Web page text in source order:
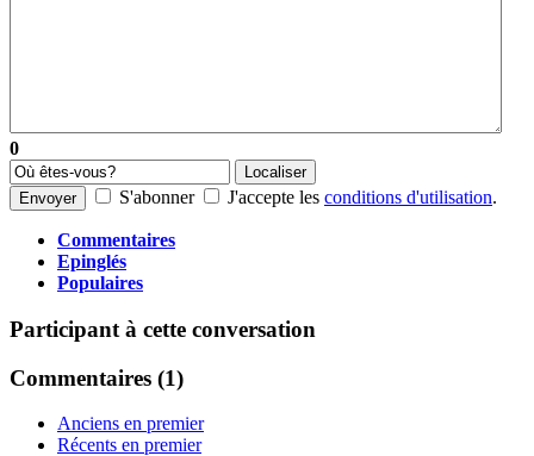
0
Localiser
Envoyer
S'abonner J'accepte les conditions d'utilisation.
Commentaires
Epinglés
Populaires
Participant à cette conversation
Commentaires (1)
Anciens en premier
Récents en premier